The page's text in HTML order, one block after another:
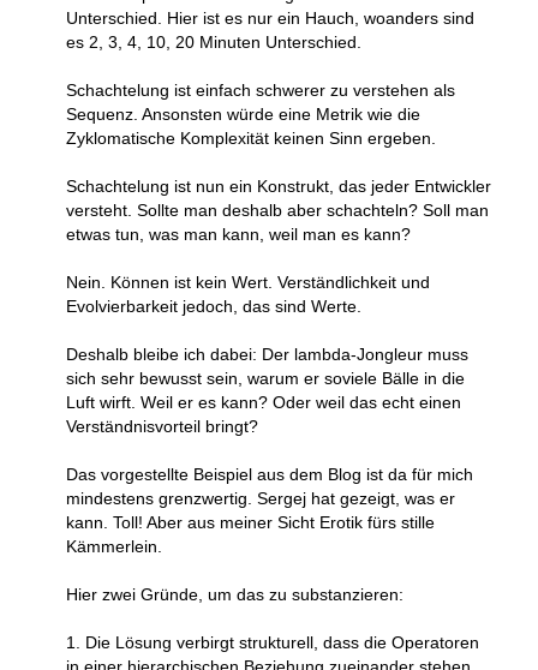
Unterschied. Hier ist es nur ein Hauch, woanders sind
es 2, 3, 4, 10, 20 Minuten Unterschied.
Schachtelung ist einfach schwerer zu verstehen als
Sequenz. Ansonsten würde eine Metrik wie die
Zyklomatische Komplexität keinen Sinn ergeben.
Schachtelung ist nun ein Konstrukt, das jeder Entwickler
versteht. Sollte man deshalb aber schachteln? Soll man
etwas tun, was man kann, weil man es kann?
Nein. Können ist kein Wert. Verständlichkeit und
Evolvierbarkeit jedoch, das sind Werte.
Deshalb bleibe ich dabei: Der lambda-Jongleur muss
sich sehr bewusst sein, warum er soviele Bälle in die
Luft wirft. Weil er es kann? Oder weil das echt einen
Verständnisvorteil bringt?
Das vorgestellte Beispiel aus dem Blog ist da für mich
mindestens grenzwertig. Sergej hat gezeigt, was er
kann. Toll! Aber aus meiner Sicht Erotik fürs stille
Kämmerlein.
Hier zwei Gründe, um das zu substanzieren:
1. Die Lösung verbirgt strukturell, dass die Operatoren